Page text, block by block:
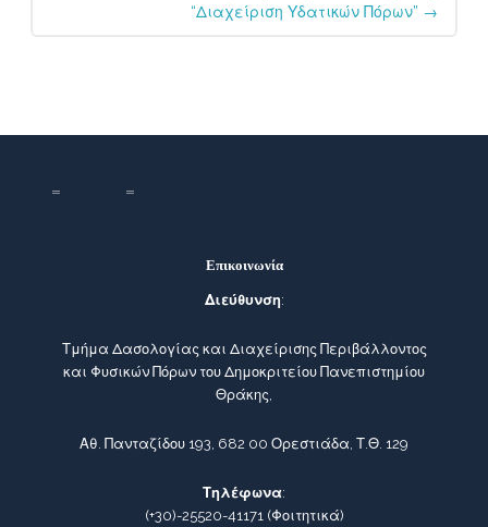
“Διαχείριση Υδατικών Πόρων” →
Επικοινωνία
Διεύθυνση:
Τμήμα Δασολογίας και Διαχείρισης Περιβάλλοντος
και Φυσικών Πόρων του Δημοκριτείου Πανεπιστημίου
Θράκης,
Αθ. Πανταζίδου 193, 682 00 Ορεστιάδα, Τ.Θ. 129
Τηλέφωνα:
(+30)-25520-41171 (Φοιτητικά)